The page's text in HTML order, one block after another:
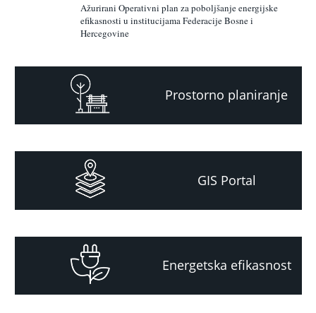
Ažurirani Operativni plan za poboljšanje energijske
efikasnosti u institucijama Federacije Bosne i
Hercegovine
Prostorno planiranje
GIS Portal
Energetska efikasnost